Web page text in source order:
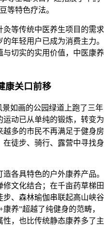
等特色疗法。
等传统中医养生项目的需求
年轻用户已成为消费主力。
切实的实用价值，中医康养
康关口前移
如画的公园绿道上跑了三年
动已从单纯的锻炼，转变为
多的市民不再满足于健身房
徒步、骑行、露营中寻找身
各具特色的户外康养产品。
文化结合；在千亩药草梯田
、森林瑜伽串联起高山峡谷
养”超越了纯健身的范畴，
，也比传统静态康养多了主